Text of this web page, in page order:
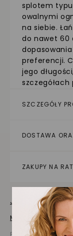
splotem typu
owalnymi
na siebie.
do nawet 60
preferencji.
jego
szczegółach
SZCZEGÓŁY
DOSTAWA
ZAKUPY NA
Jak dbać o
Masz pytania?
Prezentowana